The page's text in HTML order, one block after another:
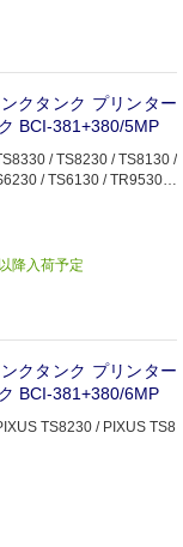
クタンク プリンター
BCI-381+380/5MP
/ TS8230 / TS8130 /
/ TS6130 / TR9530a
/ TR7530 / TR703
降入荷予定
クタンク プリンター
BCI-381+380/6MP
TS8230 / PIXUS TS8